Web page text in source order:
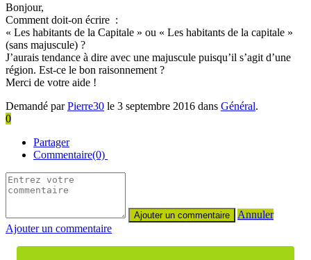
Bonjour,
Comment doit-on écrire :
« Les habitants de la Capitale » ou « Les habitants de la capitale »
(sans majuscule) ?
J’aurais tendance à dire avec une majuscule puisqu’il s’agit d’une
région. Est-ce le bon raisonnement ?
Merci de votre aide !
Demandé parPierre30 le 3 septembre 2016 dans Général.
0
Partager
Commentaire(0)
Annuler
Ajouter un commentaire